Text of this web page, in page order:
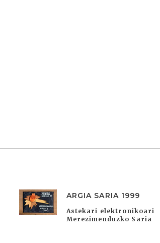
ARGIA SARIA 1999
Astekari elektronikoari
Merezimenduzko Saria